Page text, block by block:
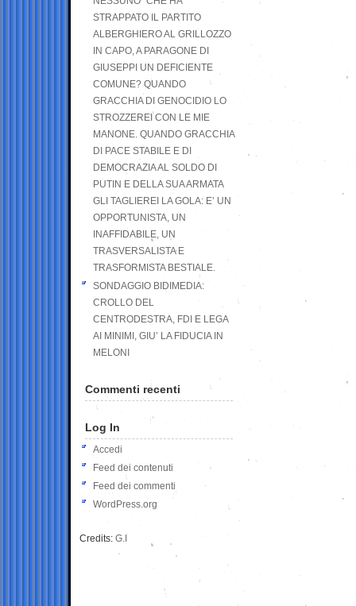
STRAPPATO IL PARTITO
ALBERGHIERO AL GRILLOZZO
IN CAPO, A PARAGONE DI
GIUSEPPI UN DEFICIENTE
COMUNE? QUANDO
GRACCHIA DI GENOCIDIO LO
STROZZEREI CON LE MIE
MANONE. QUANDO GRACCHIA
DI PACE STABILE E DI
DEMOCRAZIA AL SOLDO DI
PUTIN E DELLA SUA ARMATA
GLI TAGLIEREI LA GOLA: E’ UN
OPPORTUNISTA, UN
INAFFIDABILE, UN
TRASVERSALISTA E
TRASFORMISTA BESTIALE.
SONDAGGIO BIDIMEDIA:
CROLLO DEL
CENTRODESTRA, FDI E LEGA
AI MINIMI, GIU’ LA FIDUCIA IN
MELONI
Commenti recenti
Log In
Accedi
Feed dei contenuti
Feed dei commenti
WordPress.org
Credits: G.I